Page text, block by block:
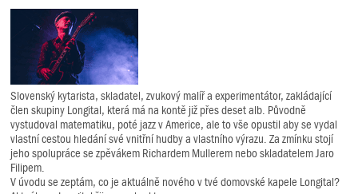
Slovenský kytarista, skladatel, zvukový malíř a experimentátor, zakládající
člen skupiny Longital, která má na kontě již přes deset alb. Původně
vystudoval matematiku, poté jazz v Americe, ale to vše opustil aby se vydal
vlastní cestou hledání své vnitřní hudby a vlastního výrazu. Za zmínku stojí
jeho spolupráce se zpěvákem Richardem Mullerem nebo skladatelem Jaro
Filipem.
V úvodu se zeptám, co je aktuálně nového v tvé domovské kapele Longital?